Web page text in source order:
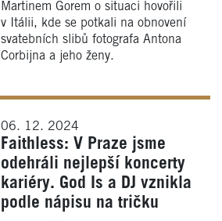
Martinem Gorem o situaci hovořili
v Itálii, kde se potkali na obnovení
svatebních slibů fotografa Antona
Corbijna a jeho ženy.
06. 12. 2024
Faithless: V Praze jsme
odehráli nejlepší koncerty
kariéry. God Is a DJ vznikla
podle nápisu na tričku